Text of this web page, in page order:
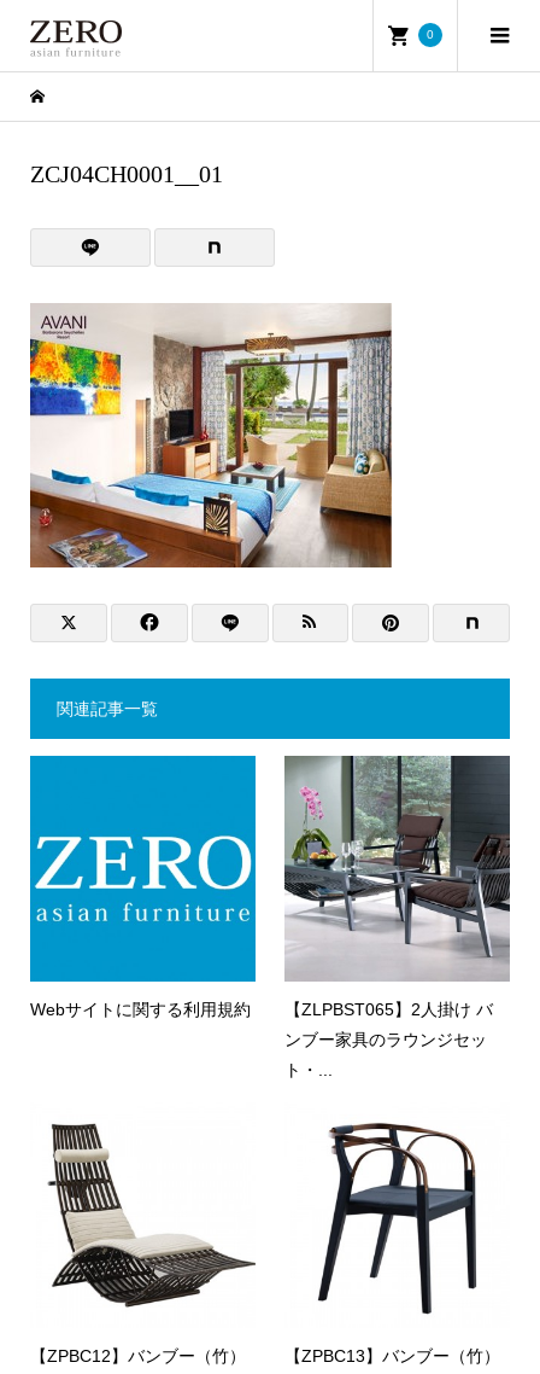
0
ZCJ04CH0001__01
関連記事一覧
Webサイトに関する利用規約
【ZLPBST065】2人掛け バ
ンブー家具のラウンジセッ
ト・...
【ZPBC12】バンブー（竹）
【ZPBC13】バンブー（竹）